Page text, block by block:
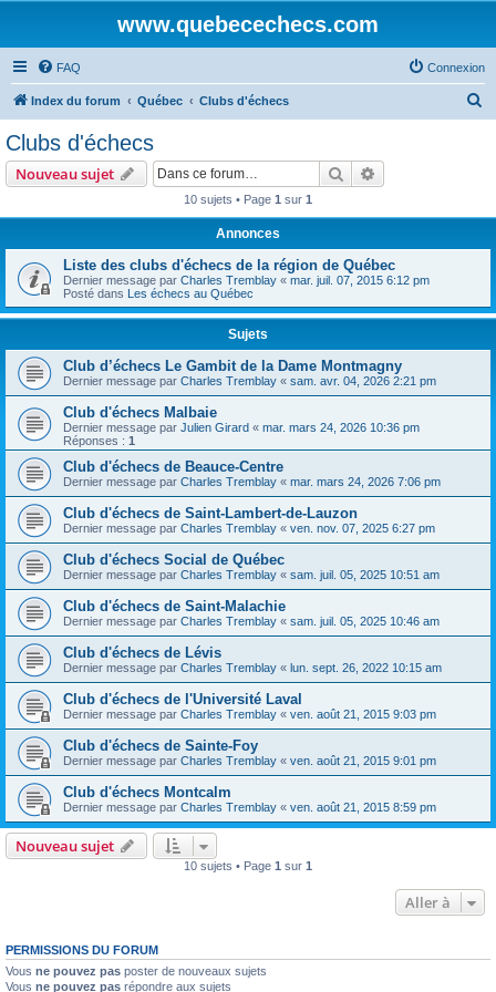
www.quebecechecs.com
FAQ Connexion
Index du forum Québec Clubs d'échecs
e
Clubs d'échecs
Nouveau sujet Rechercher
10 sujets • Page 1 sur 1
Annonces
Liste des clubs d'échecs de la région de Québec
Dernier message par Charles Tremblay « mar. juil. 07, 2015 6:12 pm
Posté dans Les échecs au Québec
Sujets
Club d’échecs Le Gambit de la Dame Montmagny
Dernier message par Charles Tremblay « sam. avr. 04, 2026 2:21 pm
Club d'échecs Malbaie
Dernier message par Julien Girard « mar. mars 24, 2026 10:36 pm
Réponses : 1
Club d'échecs de Beauce-Centre
Dernier message par Charles Tremblay « mar. mars 24, 2026 7:06 pm
Club d'échecs de Saint-Lambert-de-Lauzon
Dernier message par Charles Tremblay « ven. nov. 07, 2025 6:27 pm
Club d'échecs Social de Québec
Dernier message par Charles Tremblay « sam. juil. 05, 2025 10:51 am
Club d'échecs de Saint-Malachie
Dernier message par Charles Tremblay « sam. juil. 05, 2025 10:46 am
Club d'échecs de Lévis
Dernier message par Charles Tremblay « lun. sept. 26, 2022 10:15 am
Club d'échecs de l'Université Laval
Dernier message par Charles Tremblay « ven. août 21, 2015 9:03 pm
Club d'échecs de Sainte-Foy
Dernier message par Charles Tremblay « ven. août 21, 2015 9:01 pm
Club d'échecs Montcalm
Dernier message par Charles Tremblay « ven. août 21, 2015 8:59 pm
Nouveau sujet
10 sujets • Page 1 sur 1
Aller à
PERMISSIONS DU FORUM
Vous ne pouvez pas poster de nouveaux sujets
Vous ne pouvez pas répondre aux sujets